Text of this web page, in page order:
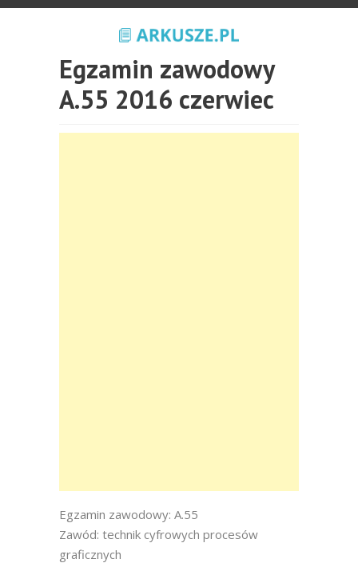
Egzamin zawodowy
A.55 2016 czerwiec
Egzamin zawodowy: A.55
Zawód: technik cyfrowych procesów
graficznych